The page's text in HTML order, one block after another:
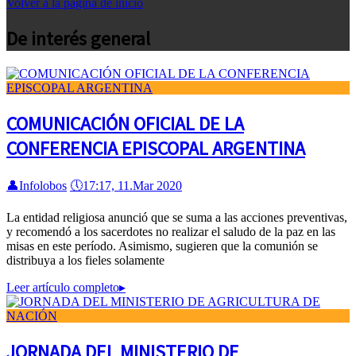
Volver a la página de inicio
De interés general
COMUNICACIÓN OFICIAL DE LA
CONFERENCIA EPISCOPAL ARGENTINA
👤Infolobos 🕔17:17, 11.Mar 2020
La entidad religiosa anunció que se suma a las acciones preventivas,
y recomendó a los sacerdotes no realizar el saludo de la paz en las
misas en este período. Asimismo, sugieren que la comunión se
distribuya a los fieles solamente
Leer artículo completo▸